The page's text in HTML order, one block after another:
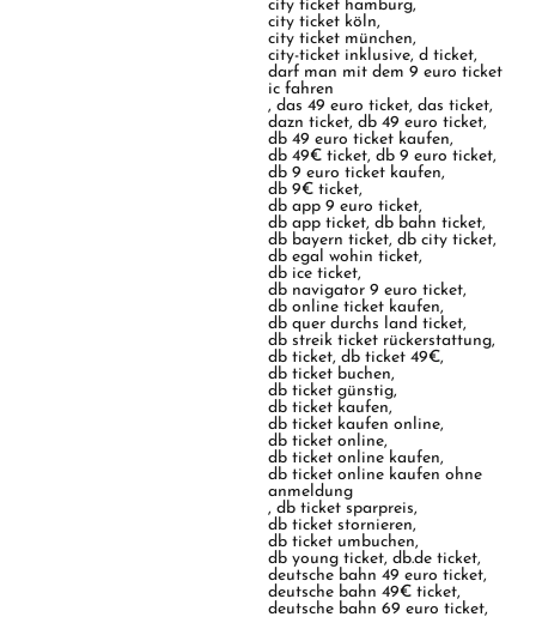
city ticket hamburg,
city ticket köln,
city ticket münchen,
city-ticket inklusive,d ticket,
darf man mit dem 9 euro ticket
ic fahren
,das 49 euro ticket,das ticket,
dazn ticket,db 49 euro ticket,
db 49 euro ticket kaufen,
db 49€ ticket,db 9 euro ticket,
db 9 euro ticket kaufen,
db 9€ ticket,
db app 9 euro ticket,
db app ticket,db bahn ticket,
db bayern ticket,db city ticket,
db egal wohin ticket,
db ice ticket,
db navigator 9 euro ticket,
db online ticket kaufen,
db quer durchs land ticket,
db streik ticket rückerstattung,
db ticket,db ticket 49€,
db ticket buchen,
db ticket günstig,
db ticket kaufen,
db ticket kaufen online,
db ticket online,
db ticket online kaufen,
db ticket online kaufen ohne
anmeldung
,db ticket sparpreis,
db ticket stornieren,
db ticket umbuchen,
db young ticket,db.de ticket,
deutsche bahn 49 euro ticket,
deutsche bahn 49€ ticket,
deutsche bahn 69 euro ticket,